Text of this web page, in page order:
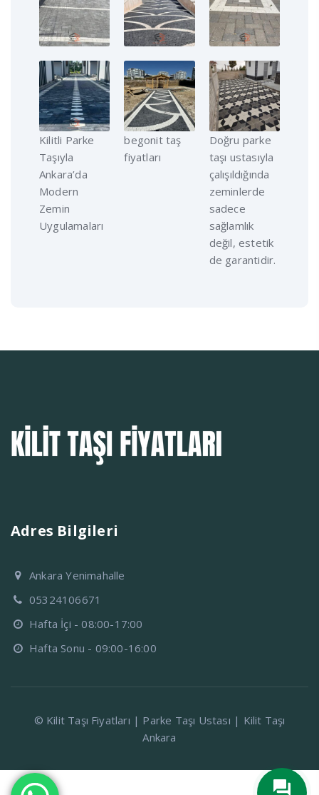
Kilitli Parke
Taşıyla
Ankara’da
Modern
Zemin
Uygulamaları
begonit taş
fiyatları
Doğru parke
taşı ustasıyla
çalışıldığında
zeminlerde
sadece
sağlamlık
değil, estetik
de garantidir.
Adres Bilgileri
Ankara Yenimahalle
05324106671
Hafta İçi - 08:00-17:00
Hafta Sonu - 09:00-16:00
© Kilit Taşı Fiyatları | Parke Taşı Ustası | Kilit Taşı
Ankara